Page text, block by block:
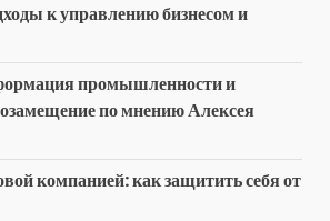
к управлению бизнесом и
промышленности и
по мнению Алексея
компанией: как защитить себя от